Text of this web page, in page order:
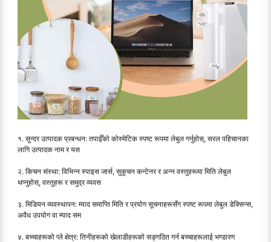
१. सुन्दर उत्पादक प्रबन्धन: तपाईँको कोस्मेटिक स्पष्ट रूपमा लेबुल गर्नुहोस्, सरल पहिचानका
लागि उत्पादक नाम र यस
२. किचन संस्था: विभिन्न स्पाइस जार्स, सुकुचन कन्टेनर र अन्न वस्तुहरूमा मिति लेबुल
थप्नुहोस्, वस्तुहरू र समुद्र व्यवस
३. मिडियन व्यवस्थापन: म्याद समाप्ति मिति र प्रयोग सूचनाहरूसँग स्पष्ट रूपमा लेबुल डेक्सिन्स,
अवैध उपयोग वा म्याद सम
४. बच्चाहरूको प्ले क्षेत्र: तिनीहरूको खेलाडीहरूको सङ्गठित गर्न बच्चाहरूलाई भण्डारण